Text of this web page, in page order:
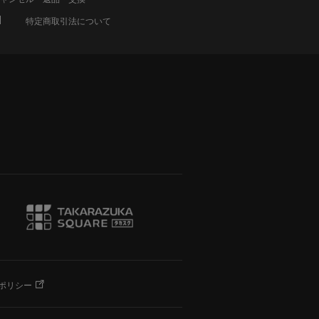
特定商取引法について
リシー